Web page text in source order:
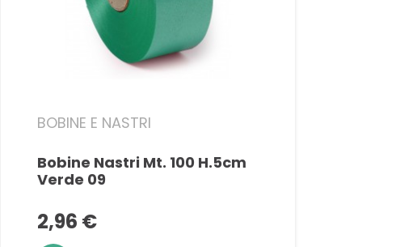
BOBINE E NASTRI
Bobine Nastri Mt. 100 H.5cm
Verde 09
2,96 €